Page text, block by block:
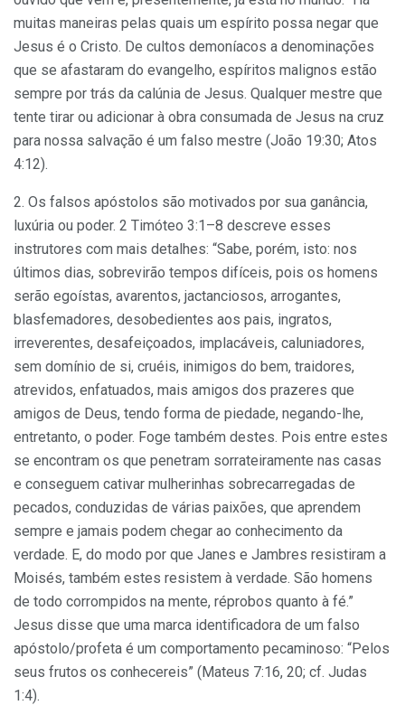
muitas maneiras pelas quais um espírito possa negar que
Jesus é o Cristo. De cultos demoníacos a denominações
que se afastaram do evangelho, espíritos malignos estão
sempre por trás da calúnia de Jesus. Qualquer mestre que
tente tirar ou adicionar à obra consumada de Jesus na cruz
para nossa salvação é um falso mestre (João 19:30; Atos
4:12).
2. Os falsos apóstolos são motivados por sua ganância,
luxúria ou poder. 2 Timóteo 3:1–8 descreve esses
instrutores com mais detalhes: “Sabe, porém, isto: nos
últimos dias, sobrevirão tempos difíceis, pois os homens
serão egoístas, avarentos, jactanciosos, arrogantes,
blasfemadores, desobedientes aos pais, ingratos,
irreverentes, desafeiçoados, implacáveis, caluniadores,
sem domínio de si, cruéis, inimigos do bem, traidores,
atrevidos, enfatuados, mais amigos dos prazeres que
amigos de Deus, tendo forma de piedade, negando-lhe,
entretanto, o poder. Foge também destes. Pois entre estes
se encontram os que penetram sorrateiramente nas casas
e conseguem cativar mulherinhas sobrecarregadas de
pecados, conduzidas de várias paixões, que aprendem
sempre e jamais podem chegar ao conhecimento da
verdade. E, do modo por que Janes e Jambres resistiram a
Moisés, também estes resistem à verdade. São homens
de todo corrompidos na mente, réprobos quanto à fé.”
Jesus disse que uma marca identificadora de um falso
apóstolo/profeta é um comportamento pecaminoso: “Pelos
seus frutos os conhecereis” (Mateus 7:16, 20; cf. Judas
1:4).